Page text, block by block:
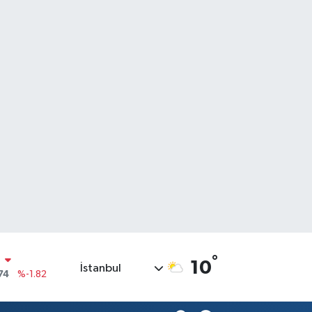
%0.02
%0.19
İstanbul 10°